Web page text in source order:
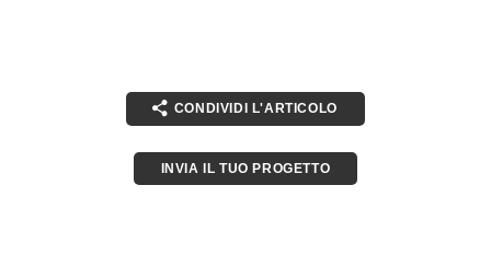
CONDIVIDI L'ARTICOLO
INVIA IL TUO PROGETTO